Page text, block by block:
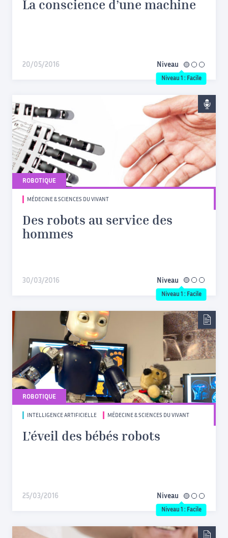
La conscience d’une machine
20/05/2016 Niveau facile
Niveau 1 : Facile
ROBOTIQUE
MÉDECINE & SCIENCES DU VIVANT
Des robots au service des
hommes
30/03/2016 Niveau facile
Niveau 1 : Facile
ROBOTIQUE
INTELLIGENCE ARTIFICIELLE MÉDECINE & SCIENCES DU VIVANT
L’éveil des bébés robots
25/03/2016 Niveau facile
Niveau 1 : Facile